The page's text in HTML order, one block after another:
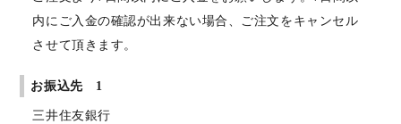
内にご入金の確認が出来ない場合、ご注文をキャンセル
させて頂きます。
お振込先 1
三井住友銀行